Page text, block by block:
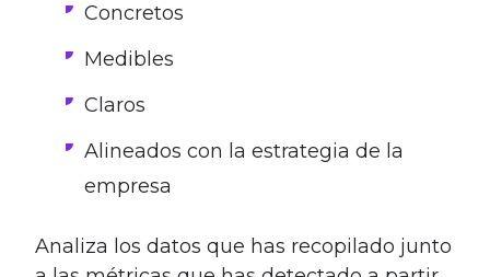
Concretos
Medibles
Claros
Alineados con la estrategia de la
empresa
Analiza los datos que has recopilado junto